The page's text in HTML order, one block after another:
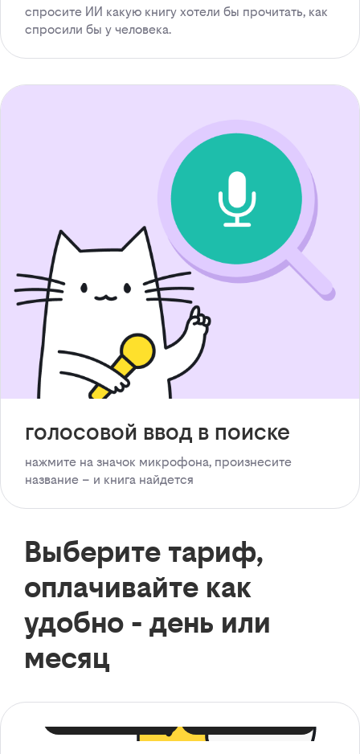
спросите ИИ какую книгу хотели бы прочитать, как
спросили бы у человека.
голосовой ввод в поиске
нажмите на значок микрофона, произнесите
название – и книга найдется
Выберите тариф,
оплачивайте как
удобно - день или
месяц